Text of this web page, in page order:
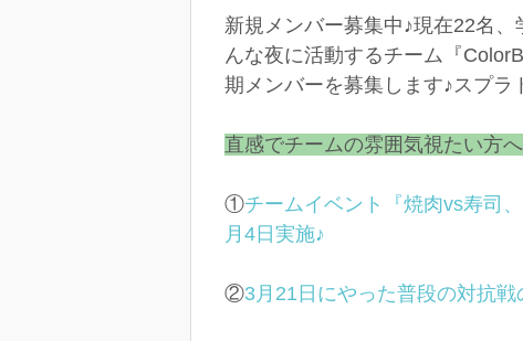
新規メンバー募集中♪現在22名
んな夜に活動するチーム『
期メンバーを募集します♪スプラ
直感でチームの雰囲気視たい方
①チームイベント『焼肉vs寿司
月4日実施♪
②3月21日にやった普段の対抗戦